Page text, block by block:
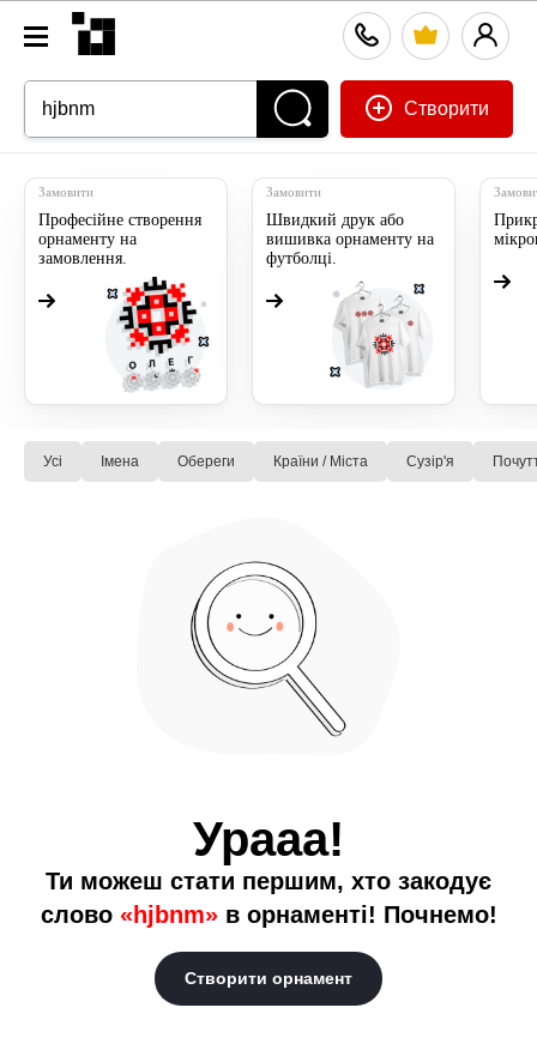
Створити
Замовити
Професійне створення
орнаменту на
замовлення.
Замовити
Швидкий друк або
вишивка орнаменту на
футболці.
Усі Імена Обереги Країни / Міста Сузiр'я
Урааа!
Ти можеш стати першим, хто закодує
слово «hjbnm»в орнаменті! Почнемо!
Створити орнамент